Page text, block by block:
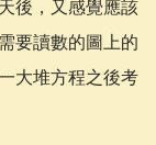
後，又感覺應該
要讀數的圖上的
大堆方程之後考